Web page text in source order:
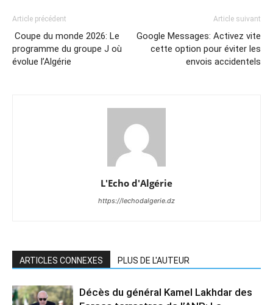
Article précédent
Coupe du monde 2026: Le
programme du groupe J où
évolue l’Algérie
Article suivant
Google Messages: Activez vite
cette option pour éviter les
envois accidentels
L'Echo d'Algérie
https://lechodalgerie.dz
ARTICLES CONNEXES PLUS DE L'AUTEUR
Décès du général Kamel Lakhdar des